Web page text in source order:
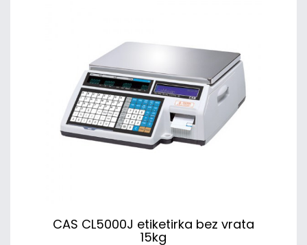
CAS CL5000J etiketirka bez vrata
15kg